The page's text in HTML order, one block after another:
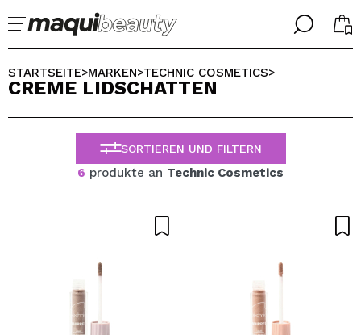
╳
Ich bin bereits #maquilover, ich habe ein Konto
╳
WÄHLE DEINE SPRACHE
ALEMAN
ESPAÑOL
ENGLISH
FRANCES
STARTSEITE>MARKEN>TECHNIC COSMETICS>
CREME LIDSCHATTEN
SORTIEREN UND FILTERN
6 produkte an Technic Cosmetics